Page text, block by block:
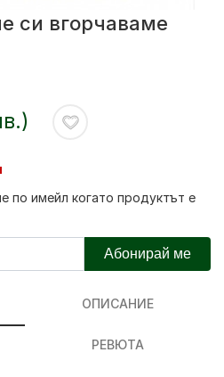
си вгорчаваме
по имейл когато продуктът е
Абонирай ме
ОПИСАНИЕ
РЕВЮТА